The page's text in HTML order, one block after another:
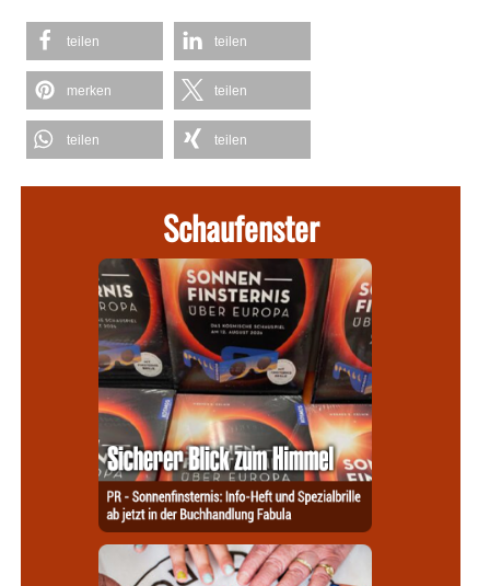
teilen teilen
merken teilen
teilen teilen
Schaufenster